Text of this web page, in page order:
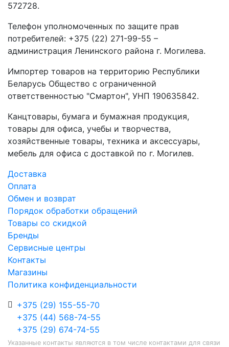
572728.
Телефон уполномоченных по защите прав
потребителей: +375 (22) 271-99-55 –
администрация Ленинского района г. Могилева.
Импортер товаров на территорию Республики
Беларусь Общество с ограниченной
ответственностью "Смартон", УНП 190635842.
Канцтовары, бумага и бумажная продукция,
товары для офиса, учебы и творчества,
хозяйственные товары, техника и аксессуары,
мебель для офиса с доставкой по г. Могилев.
Доставка
Оплата
Обмен и возврат
Порядок обработки обращений
Товары со скидкой
Бренды
Сервисные центры
Контакты
Магазины
Политика конфиденциальности
+375 (29) 155-55-70
+375 (44) 568-74-55
+375 (29) 674-74-55
Указанные контакты являются в том числе контактами для связи